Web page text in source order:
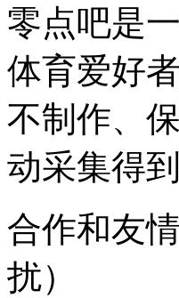
零点吧是
体育爱好
不制作、
动采集得
合作和友
扰）